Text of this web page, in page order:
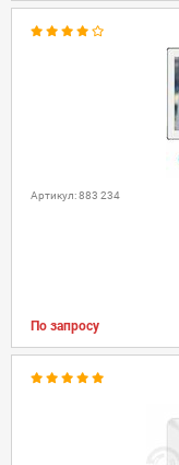
Артикул: 883 234
По запросу